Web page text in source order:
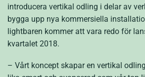
introducera vertikal odling i delar av
bygga upp nya kommersiella
lightbaren kommer att vara redo för
kvartalet 2018.
– Vårt koncept skapar en vertikal